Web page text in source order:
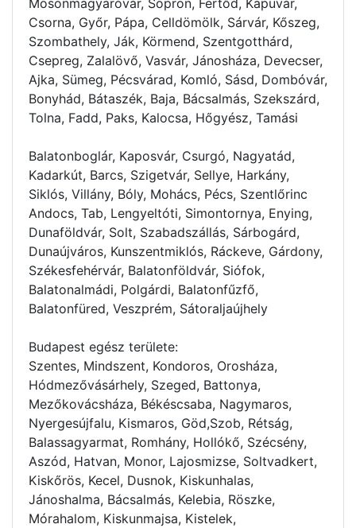
Csorna, Győr, Pápa, Celldömölk, Sárvár, Kőszeg,
Szombathely, Ják, Körmend, Szentgotthárd,
Csepreg, Zalalövő, Vasvár, Jánosháza, Devecser,
Ajka, Sümeg, Pécsvárad, Komló, Sásd, Dombóvár,
Bonyhád, Bátaszék, Baja, Bácsalmás, Szekszárd,
Tolna, Fadd, Paks, Kalocsa, Hőgyész, Tamási
Balatonboglár, Kaposvár, Csurgó, Nagyatád,
Kadarkút, Barcs, Szigetvár, Sellye, Harkány,
Siklós, Villány, Bóly, Mohács, Pécs, Szentlőrinc
Andocs, Tab, Lengyeltóti, Simontornya, Enying,
Dunaföldvár, Solt, Szabadszállás, Sárbogárd,
Dunaújváros, Kunszentmiklós, Ráckeve, Gárdony,
Székesfehérvár, Balatonföldvár, Siófok,
Balatonalmádi, Polgárdi, Balatonfűzfő,
Balatonfüred, Veszprém, Sátoraljaújhely
Budapest egész területe:
Szentes, Mindszent, Kondoros, Orosháza,
Hódmezővásárhely, Szeged, Battonya,
Mezőkovácsháza, Békéscsaba, Nagymaros,
Nyergesújfalu, Kismaros, Göd,Szob, Rétság,
Balassagyarmat, Romhány, Hollókő, Szécsény,
Aszód, Hatvan, Monor, Lajosmizse, Soltvadkert,
Kiskőrös, Kecel, Dusnok, Kiskunhalas,
Jánoshalma, Bácsalmás, Kelebia, Röszke,
Mórahalom, Kiskunmajsa, Kistelek,